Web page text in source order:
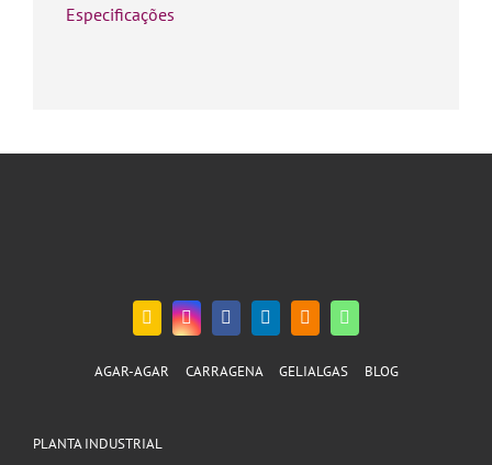
Especificações
AGAR-AGAR CARRAGENA GELIALGAS BLOG
PLANTA INDUSTRIAL